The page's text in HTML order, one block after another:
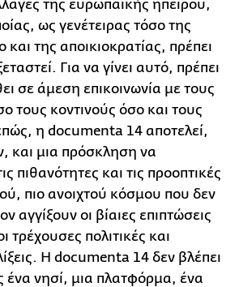
της ευρωπαϊκής ηπείρου,
ως γενέτειρας τόσο της
της αποικιοκρατίας, πρέπει
Για να γίνει αυτό, πρέπει
σε άμεση επικοινωνία με τους
τους κοντινούς όσο και τους
η documenta 14 αποτελεί,
και μια πρόσκληση να
πιθανότητες και τις προοπτικές
πιο ανοιχτού κόσμου που δεν
αγγίξουν οι βίαιες επιπτώσεις
τρέχουσες πολιτικές και
Η documenta 14 δεν βλέπει
ένα νησί, μια πλατφόρμα, ένα